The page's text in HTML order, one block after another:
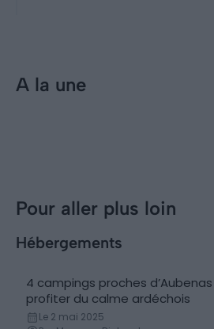
A la une
Pour aller plus loin
Hébergements
Campings
4 campings proches
profiter du calme ardéchois
Le 2 mai 2025